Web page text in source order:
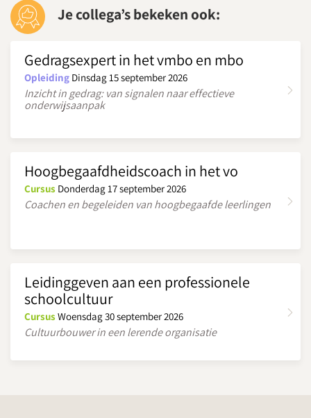
Je collega’s bekeken ook:
Gedragsexpert in het vmbo en mbo
Opleiding Dinsdag 15 september 2026
Inzicht in gedrag: van signalen naar effectieve
onderwijsaanpak
Hoogbegaafdheidscoach in het vo
Cursus Donderdag 17 september 2026
Coachen en begeleiden van hoogbegaafde leerlingen
Leidinggeven aan een professionele
schoolcultuur
CursusWoensdag 30 september 2026
Cultuurbouwer in een lerende organisatie